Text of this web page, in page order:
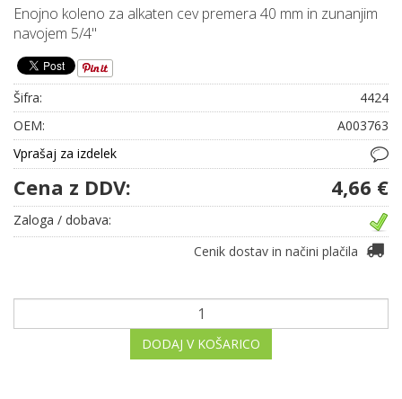
Enojno koleno za alkaten cev premera 40 mm in zunanjim
navojem 5/4''
Šifra:
4424
OEM:
A003763
Vprašaj za izdelek
Cena z DDV: 4,66 €
Zaloga / dobava:
Cenik dostav in načini plačila
DODAJ V KOŠARICO